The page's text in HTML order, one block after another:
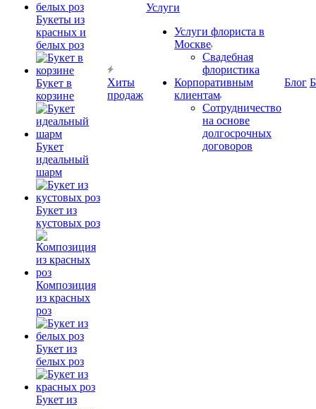
Букеты из
красных и
белых роз
Букет в
корзине
Букет
идеальный
шарм
Букет из
кустовых роз
Композиция
из красных
роз
Букет из
белых роз
Букет из
Хиты
продаж
Услуги
Услуги флориста в
Москве
Свадебная
флористика
Корпоративным
клиентам
Сотрудничество
на основе
долгосрочных
договоров
Блог